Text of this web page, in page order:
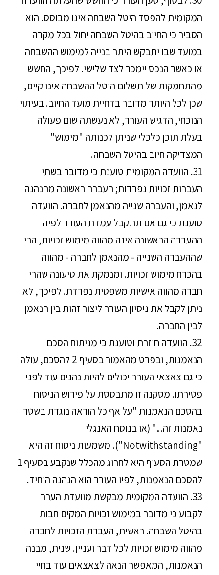
המקומית להפסד היטל השבחה אינו מבוסס. הוא
הסביר כי החיוב בהיטל השבחה יחול בכל מקרה
במועד שבו יתבקש היתר בנייה למימוש ההשבחה
או כאשר הנכס יימכר לצד שלישי. לפיכך, החשש
מהתחמקות של תשלום היטל ההשבחה אינו קיים,
שכן לכל היותר מדובר בדחיית מועד החיוב. בעיתוי
הנוכחי, הדגיש העורר, לא נעשתה שום פעולה
בעלת תוכן כלכלי שניתן לכנותה "מימוש"
המצדיקה חיוב בהיטל השבחה.
31. הוועדה המקומית טוענת כי מדובר בשתי
העברות זכויות נפרדות; העברה ראשונה מהנהנה
לנאמן, והעברה שנייה מהנאמן לחברה. הוועדה
טוענת כי גם אם תתקבל עמדת העורר לפיה
ההעברה הראשונה אינה מהווה מימוש זכויות, הרי
שההעברה השנייה - מהנאמן לחברה - מהווה
בהכרח מימוש זכויות. ומנמקת את טיעונה שהרי
חברה מהווה אישיות משפטית נפרדת. לפיכך, לא
ניתן לקבל את ניסיון העורר ליצור זהות בין הנאמן
לבין החברה.
32. הוועדה חוזרת וטוענת כי מניתוח הסכם
הנאמנות, ובפרט מהאמור בסעיף 2 להסכם, עולה
כי גם צאצאי העורר יכולים להיות נהנים עוד לפני
פטירתו. מסקנה זו מתבססת על פירוש הניסוח
בהסכם הנאמנות "על אף כל הוראה נוגדת בשטר
נאמנות זה..." (או בנוסח האנגלי
"Notwithstanding"). משמעות ניסוח זה היא
שמטרת הסעיף היא לחרוג מהכלל שנקבע בסעיף 1
להסכם הנאמנות, לפיו העורר הוא הנהנה היחיד.
33. הוועדה המקומית מבקשת מוועדת הערר
לקבוע כי מדובר במימוש זכויות המקים חבות
בהיטל השבחה. ראשית, העברת הזכויות לחברה
מהווה מימוש זכויות לכל דבר ועניין. שנית, מבנה
הנאמנות, המאפשר הנאה לצאצאים עוד בחיי